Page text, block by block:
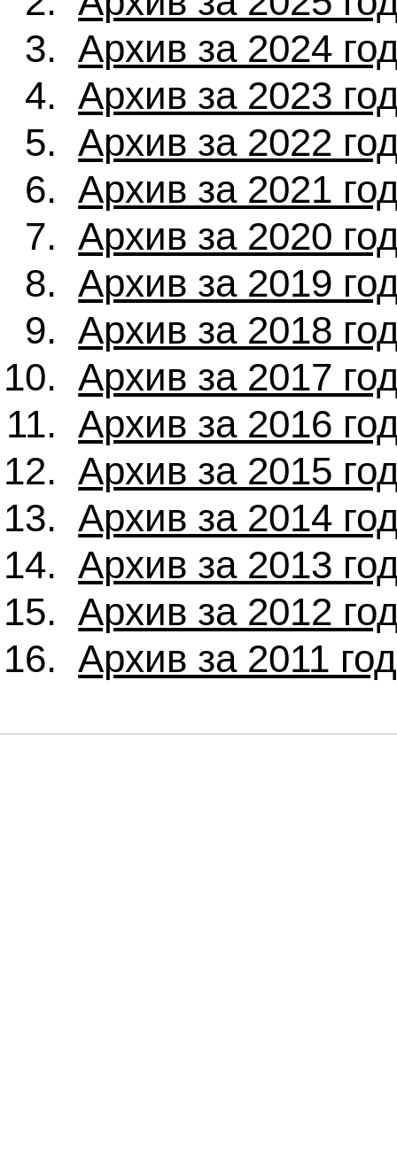
Архив за 2024
Архив за 2023
Архив за 2022
Архив за 2021
Архив за 2020
Архив за 2019
Архив за 2018
Архив за 2017
Архив за 2016
Архив за 2015
Архив за 2014
Архив за 2013
Архив за 2012
Архив за 2011 год